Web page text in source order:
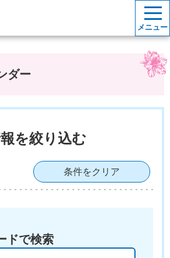
メニュー
ダー
を絞り込む
条件をクリア
ドで検索